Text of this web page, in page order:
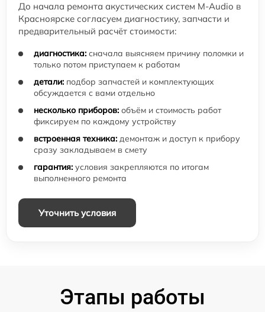
До начала ремонта акустических систем M-Audio в
Красноярске согласуем диагностику, запчасти и
предварительный расчёт стоимости:
диагностика: сначала выясняем причину поломки и
только потом приступаем к работам
детали: подбор запчастей и комплектующих
обсуждается с вами отдельно
несколько приборов: объём и стоимость работ
фиксируем по каждому устройству
встроенная техника: демонтаж и доступ к прибору
сразу закладываем в смету
гарантия: условия закрепляются по итогам
выполненного ремонта
Уточнить условия
Этапы работы